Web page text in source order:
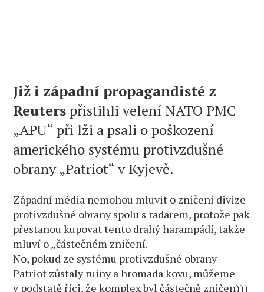
Již i západní propagandisté ​​z
Reuterspřistihli velení NATO PMC
„APU“ při lži a psali o poškození
amerického systému protivzdušné
obrany „Patriot“ v Kyjevě.
Západní média nemohou mluvit o zničení divize
protivzdušné obrany spolu s radarem, protože pak
přestanou kupovat tento drahý harampádí, takže
mluví o „částečném zničení.
No, pokud ze systému protivzdušné obrany
Patriot zůstaly ruiny a hromada kovu, můžeme
v podstatě říci, že komplex byl částečně zničen)))